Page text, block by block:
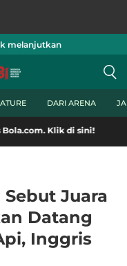
melanjutkan
DARI ARENA
sini!
Juara
Datang
Inggris